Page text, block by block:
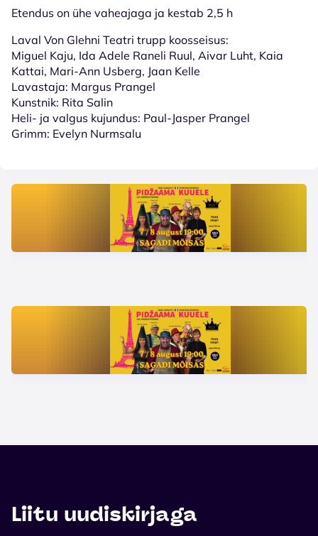
Etendus on ühe vaheajaga ja kestab 2,5 h
Laval Von Glehni Teatri trupp koosseisus:
Miguel Kaju, Ida Adele Raneli Ruul, Aivar Luht, Kaia
Kattai, Mari-Ann Usberg, Jaan Kelle
Lavastaja: Margus Prangel
Kunstnik: Rita Salin
Heli- ja valgus kujundus: Paul-Jasper Prangel
Grimm: Evelyn Nurmsalu
Liitu uudiskirjaga